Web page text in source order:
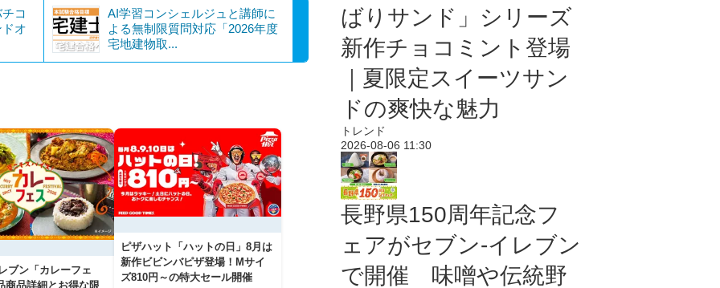
コ
オ
AI学習コンシェルジュと講師に
よる無制限質問対応「2026年度
宅地建物取...
ブン「カレーフェ
商品詳細とお得な限
ピザハット「ハットの日」8月は
新作ビビンバピザ登場！Mサイ
ズ810円～の特大セール開催
ばりサンド」シリーズ
新作チョコミント登場
｜夏限定スイーツサン
ドの爽快な魅力
トレンド
2026-08-06 11:30
長野県150周年記念フ
ェアがセブン-イレブン
で開催 味噌や伝統野